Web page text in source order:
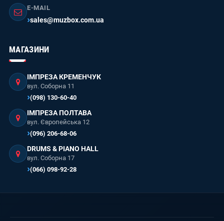
E-MAIL
sales@muzbox.com.ua
МАГАЗИНИ
ІМПРЕЗА КРЕМЕНЧУК
вул. Соборна 11
(098) 130-60-40
ІМПРЕЗА ПОЛТАВА
вул. Європейська 12
(096) 206-68-06
DRUMS & PIANO HALL
вул. Соборна 17
(066) 098-92-28